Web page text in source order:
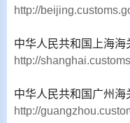
http://
中华人民共和国上海海
http://
中华人民共和国广州海
http://